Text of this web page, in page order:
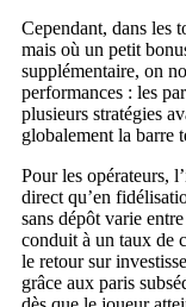
Cependant, dans les
mais où un petit
supplémentaire, on
performances : les
plusieurs stratégies
globalement la barre
Pour les opérateurs,
direct qu’en
sans dépôt varie
conduit à un taux de
le retour sur
grâce aux paris